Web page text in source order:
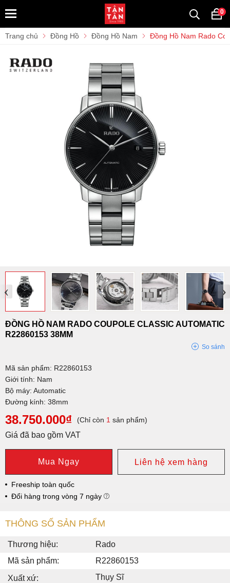
0
Trang chủ Đồng Hồ Đồng Hồ Nam Đồng Hồ Nam Rado
‹ ›
ĐỒNG HỒ NAM RADO COUPOLE CLASSIC AUTOMATIC
R22860153 38MM
So sánh
Mã sản phẩm: R22860153
Giới tính: Nam
Bộ máy: Automatic
Đường kính: 38mm
38.750.000₫ (Chỉ còn 1 sản phẩm)
Giá đã bao gồm VAT
Mua Ngay Liên hệ xem hàng
Freeship toàn quốc
Đổi hàng trong vòng 7 ngày
THÔNG SỐ SẢN PHẨM
Thương hiệu:
Rado
Mã sản phẩm:
R22860153
Xuất xứ:
Thụy Sĩ